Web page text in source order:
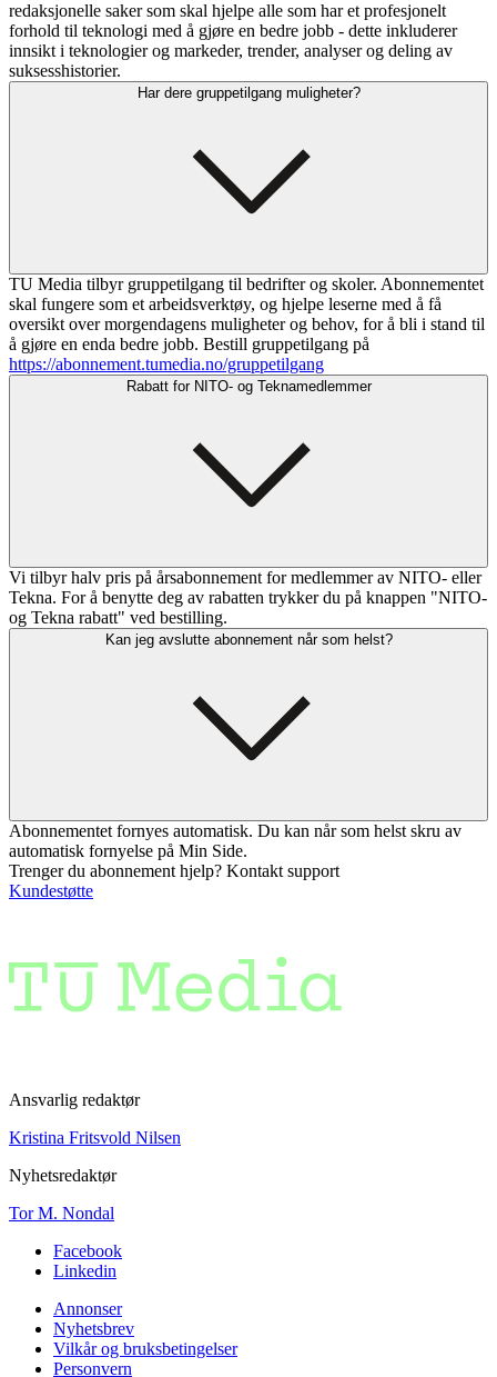
redaksjonelle saker som skal hjelpe alle som har et profesjonelt
forhold til teknologi med å gjøre en bedre jobb - dette inkluderer
innsikt i teknologier og markeder, trender, analyser og deling av
suksesshistorier.
Har dere gruppetilgang muligheter?
TU Media tilbyr gruppetilgang til bedrifter og skoler. Abonnementet
skal fungere som et arbeidsverktøy, og hjelpe leserne med å få
oversikt over morgendagens muligheter og behov, for å bli i stand til
å gjøre en enda bedre jobb. Bestill gruppetilgang på
https://abonnement.tumedia.no/gruppetilgang
Rabatt for NITO- og Teknamedlemmer
Vi tilbyr halv pris på årsabonnement for medlemmer av NITO- eller
Tekna. For å benytte deg av rabatten trykker du på knappen "NITO-
og Tekna rabatt" ved bestilling.
Kan jeg avslutte abonnement når som helst?
Abonnementet fornyes automatisk. Du kan når som helst skru av
automatisk fornyelse på Min Side.
Trenger du abonnement hjelp? Kontakt support
Kundestøtte
Ansvarlig redaktør
Kristina Fritsvold Nilsen
Nyhetsredaktør
Tor M. Nondal
Facebook
Linkedin
Annonser
Nyhetsbrev
Vilkår og bruksbetingelser
Personvern